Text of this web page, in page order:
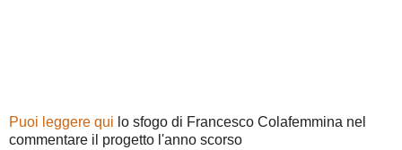
Puoi leggere qui lo sfogo di Francesco Colafemmina nel
commentare il progetto l'anno scorso